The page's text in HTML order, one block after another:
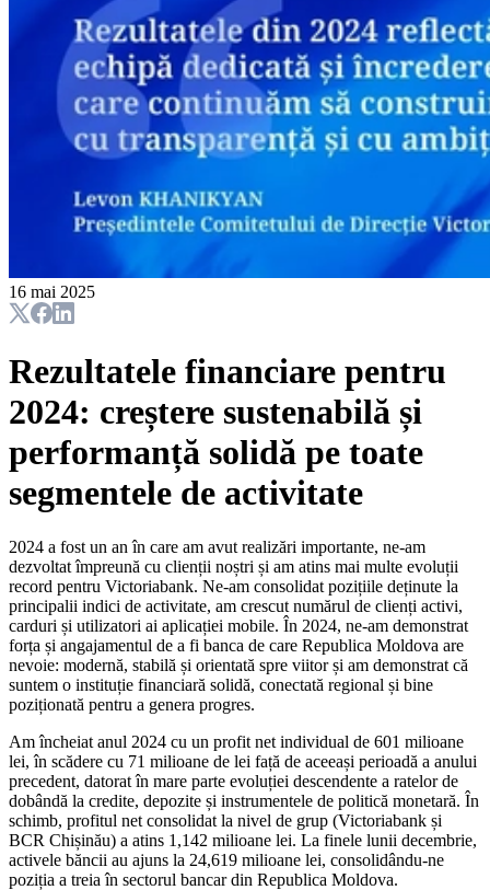
16 mai 2025
Rezultatele financiare pentru
2024: creștere sustenabilă și
performanță solidă pe toate
segmentele de activitate
2024 a fost un an în care am avut realizări importante, ne-am
dezvoltat împreună cu clienții noștri și am atins mai multe evoluții
record pentru Victoriabank. Ne-am consolidat pozițiile deținute la
principalii indici de activitate, am crescut numărul de clienți activi,
carduri și utilizatori ai aplicației mobile. În 2024, ne-am demonstrat
forța și angajamentul de a fi banca de care Republica Moldova are
nevoie: modernă, stabilă și orientată spre viitor și am demonstrat că
suntem o instituție financiară solidă, conectată regional și bine
poziționată pentru a genera progres.
Am încheiat anul 2024 cu un profit net individual de 601 milioane
lei, în scădere cu 71 milioane de lei față de aceeași perioadă a anului
precedent, datorat în mare parte evoluției descendente a ratelor de
dobândă la credite, depozite și instrumentele de politică monetară. În
schimb, profitul net consolidat la nivel de grup (Victoriabank și
BCR Chișinău) a atins 1,142 milioane lei. La finele lunii decembrie,
activele băncii au ajuns la 24,619 milioane lei, consolidându-ne
poziția a treia în sectorul bancar din Republica Moldova.